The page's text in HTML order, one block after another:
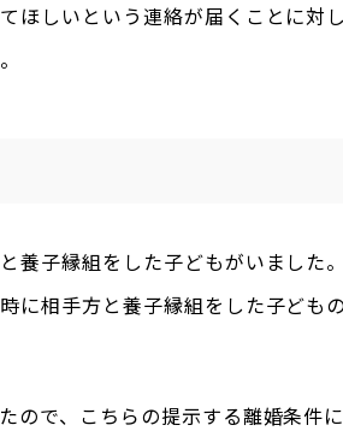
ほしいという連絡が届くことに対
養子縁組をした子どもがいました
に相手方と養子縁組をした子ども
ので、こちらの提示する離婚条件